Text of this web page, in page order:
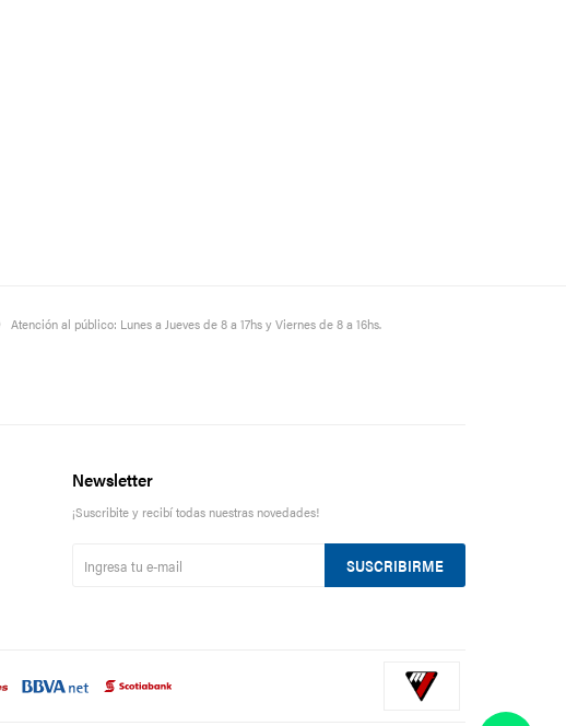
Atención al público: Lunes a Jueves de 8 a 17hs y Viernes de 8 a 16hs.
Newsletter
¡Suscribite y recibí todas nuestras novedades!
SUSCRIBIRME